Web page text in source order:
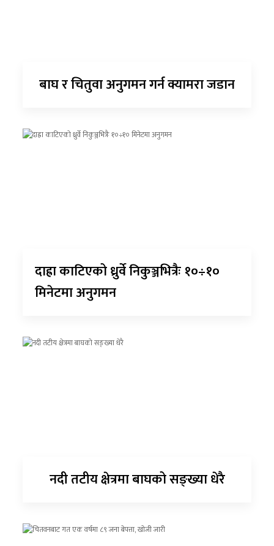
बाघ र चितुवा अनुगमन गर्न क्यामरा जडान
दाह्रा काटिएको ध्रुर्वे निकुञ्जभित्रैः १०÷१०
मिनेटमा अनुगमन
नदी तटीय क्षेत्रमा बाघको सङ्ख्या धेरै